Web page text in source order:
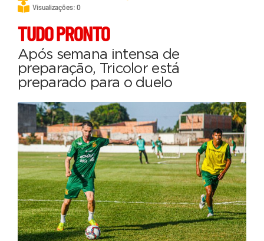
Visualizações: 0
TUDO PRONTO
Após semana intensa de
preparação, Tricolor está
preparado para o duelo